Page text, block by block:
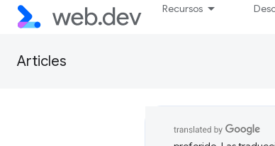
Recursos
Articles